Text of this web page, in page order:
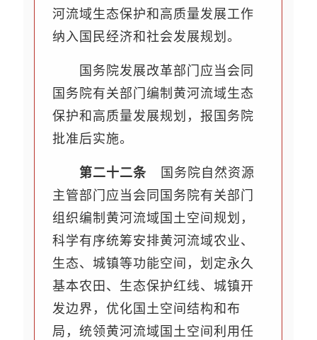
河流域生态保护和高质量发展工作
纳入国民经济和社会发展规划。
国务院发展改革部门应当会同
国务院有关部门编制黄河流域生态
保护和高质量发展规划，报国务院
批准后实施。
第二十二条 国务院自然资源
主管部门应当会同国务院有关部门
组织编制黄河流域国土空间规划，
科学有序统筹安排黄河流域农业、
生态、城镇等功能空间，划定永久
基本农田、生态保护红线、城镇开
发边界，优化国土空间结构和布
局，统领黄河流域国土空间利用任